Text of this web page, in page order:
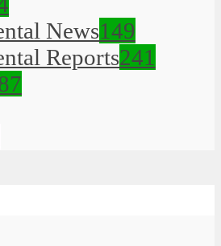
News149
Reports241